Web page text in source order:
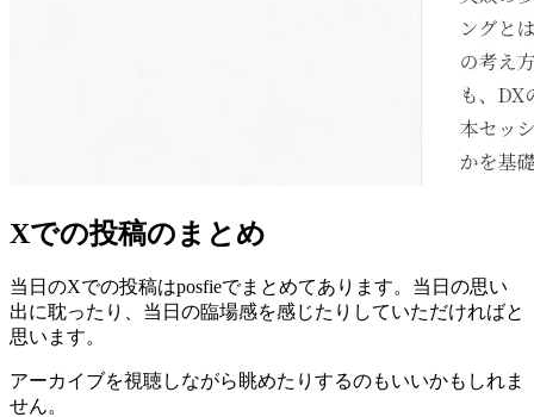
Xでの投稿のまとめ
当日のXでの投稿はposfieでまとめてあります。当日の思い
出に耽ったり、当日の臨場感を感じたりしていただければと
思います。
アーカイブを視聴しながら眺めたりするのもいいかもしれま
せん。